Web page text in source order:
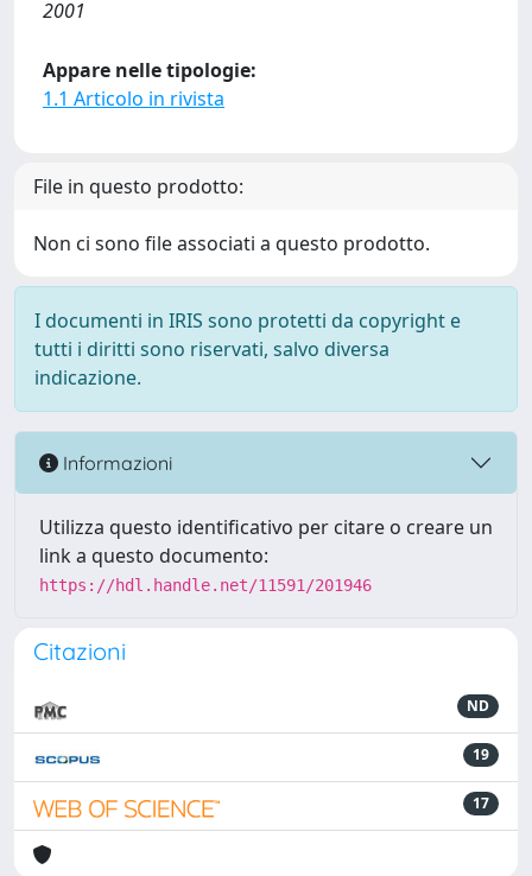
2001
Appare nelle tipologie:
1.1 Articolo in rivista
File in questo prodotto:
Non ci sono file associati a questo prodotto.
I documenti in IRIS sono protetti da copyright e
tutti i diritti sono riservati, salvo diversa
indicazione.
Informazioni
Utilizza questo identificativo per citare o creare un
link a questo documento:
https://hdl.handle.net/11591/201946
Citazioni
ND
19
17